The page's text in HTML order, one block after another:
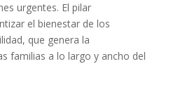
urgentes. El pilar
el bienestar de los
que genera la
familias a lo largo y ancho del